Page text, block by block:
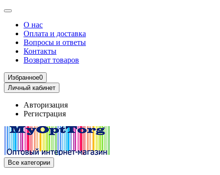
О нас
Оплата и доставка
Вопросы и ответы
Контакты
Возврат товаров
Избранное0
Личный кабинет
Авторизация
Регистрация
Все категории